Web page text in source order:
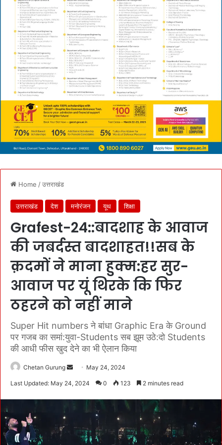
Home /उत्तराखंड
उत्तराखंड देश मनोरंजन यूथ शिक्षा
Grafest-24::बादशाह के आवाज
की जबर्दस्त बादशाहत!!सब के
क़दमों ने माना हुक्म:हर सुर-
आवाज पर यूं थिरके कि फिर
ठहरने को नहीं माने
Super Hit numbers ने बांधा Graphic Era के Ground
पर गजब का समां:युवा-Students सब झूम उठे:दो Students
की आधी फीस खुद देने का भी ऐलान किया
Chetan Gurung
n
May 24, 2024
Last Updated: May 24, 2024 0 123 2 minutes read